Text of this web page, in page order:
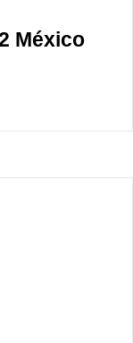
México